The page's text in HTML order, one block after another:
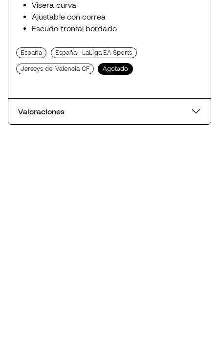
Visera curva
Ajustable con correa
Escudo frontal bordado
España España - LaLiga EA Sports
Jerseys del Valencia CF Agotado
Valoraciones